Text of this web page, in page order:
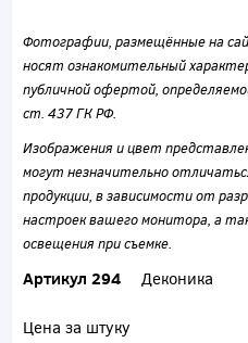
Фотографии, размещённые на
носят ознакомительный
публичной офертой,
ст. 437 ГК РФ.
Изображения и цвет
могут незначительно
продукции, в зависимости от
настроек вашего монитора, а
освещения при съемке.
Артикул 294 Деконика
Цена за штуку